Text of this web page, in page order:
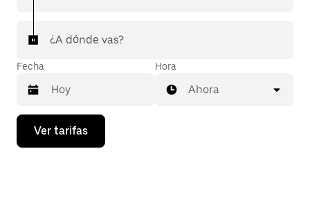
¿A dónde vas?
Fecha
Presiona
flecha
Hora
Ahora
Ver tarifas